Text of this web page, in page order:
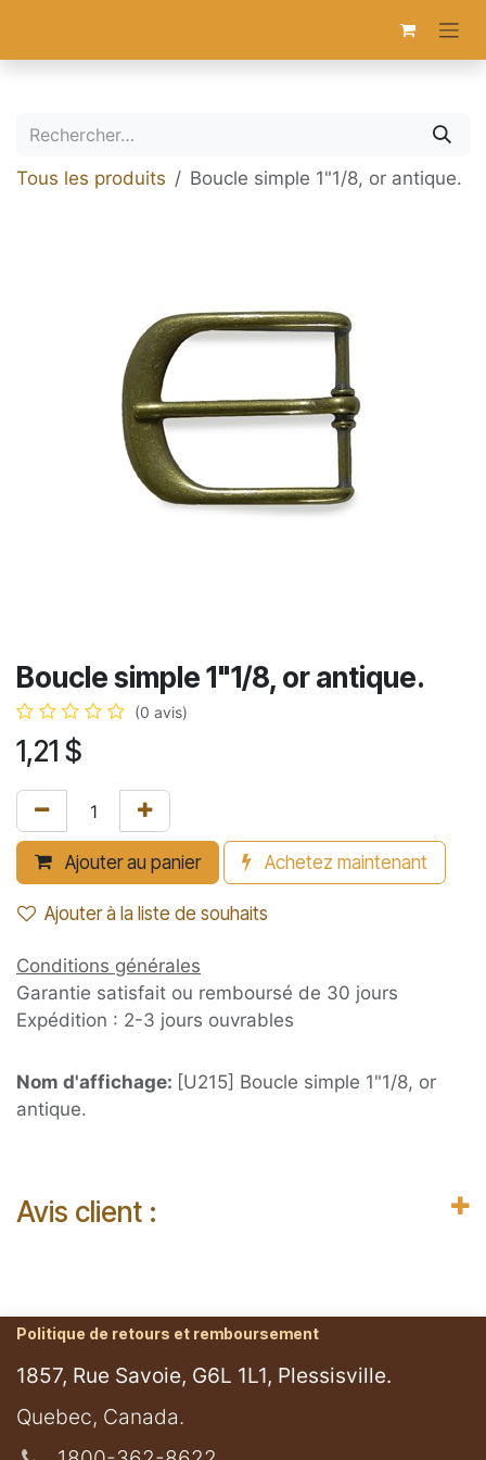
Tous les produits Boucle simple 1"1/8, or antique.
Boucle simple 1"1/8, or antique.
(0 avis)
1,21 $
Ajouter au panier Achetez maintenant
Ajouter à la liste de souhaits
Conditions générales
Garantie satisfait ou remboursé de 30 jours
Expédition : 2-3 jours ouvrables
Nom d'affichage: [U215] Boucle simple 1"1/8, or
antique.
Avis client :
Politique de retours et remboursement
1857, Rue Savoie, G6L 1L1, Plessisville.
​Quebec, Canada.